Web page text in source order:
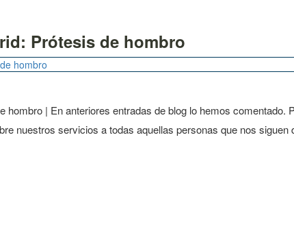
Prótesis de hombro
hombro | En anteriores entradas de blog lo hemos
nuestros servicios a todas aquellas personas que nos